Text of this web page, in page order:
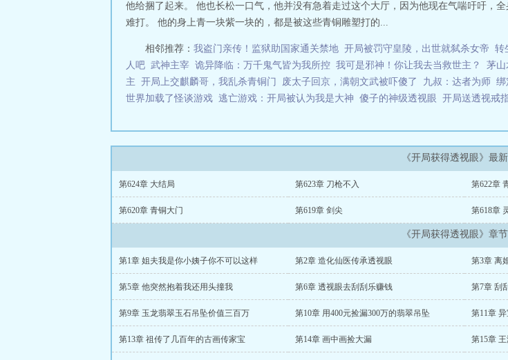
他给捆了起来。 他也长松一口气，他并没有急着走过这个大厅，因为他现在气喘吁吁，
难打。 他的身上青一块紫一块的，都是被这些青铜雕塑打的...
相邻推荐： 我盗门亲传！监狱助国家通关禁地 开局被罚守皇陵，出世就弑杀女帝 转
人吧 武神主宰 诡异降临：万千鬼气皆为我所控 我可是邪神！你让我去当救世主？ 茅山
主 开局上交麒麟哥，我乱杀青铜门 废太子回京，满朝文武被吓傻了 九叔：达者为师 绑
世界加载了怪谈游戏 逃亡游戏：开局被认为我是大神 傻子的神级透视眼 开局送透视戒
《开局获得透视眼》最
第624章 大结局 第623章 刀枪不入 第622章
第620章 青铜大门 第619章 剑尖 第618章
《开局获得透视眼》章
第1章 姐夫我是你小姨子你不可以这样 第2章 造化仙医传承透视眼 第3章 离
第5章 他突然抱着我还用头撞我 第6章 透视眼去刮刮乐赚钱 第7章 刮
第9章 玉龙翡翠玉石吊坠价值三百万 第10章 用400元捡漏300万的翡翠吊坠 第11章
第13章 祖传了几百年的古画传家宝 第14章 画中画捡大漏 第15章